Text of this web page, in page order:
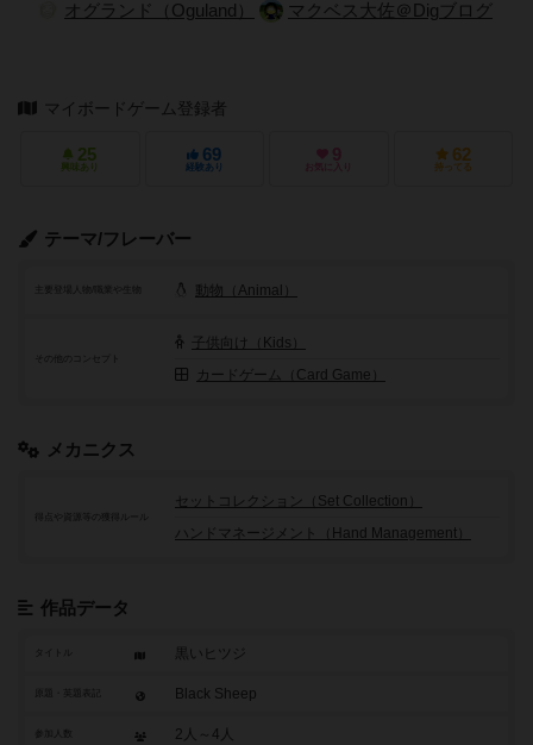
オグランド（Oguland） マクベス大佐＠Digブログ
マイボードゲーム登録者
25
興味あり
69
経験あり
9
お気に入り
62
持ってる
テーマ/フレーバー
動物（Animal）
その他のコンセプト
子供向け（Kids）
カードゲーム（Card Game）
メカニクス
セットコレクション（Set Collection）
ハンドマネージメント（Hand Management）
作品データ
タイトル 黒いヒツジ
Black Sheep
参加人数 2人～4人